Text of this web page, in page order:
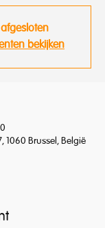
afgesloten
bekijken
1060 Brussel, België